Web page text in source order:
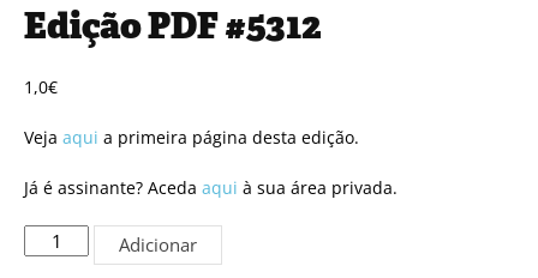
Edição PDF #5312
1,0€
Veja aqui a primeira página desta edição.
Já é assinante? Aceda aqui à sua área privada.
Quantidade
de
Adicionar